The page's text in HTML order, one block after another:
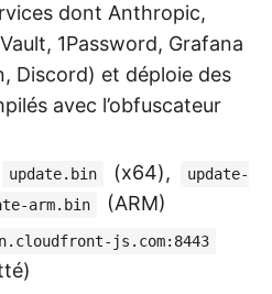
dont Anthropic,
1Password, Grafana
Discord) et déploie des
avec l’obfuscateur
update.bin (x64),
update-
arm.bin
(ARM)
js.com:8443